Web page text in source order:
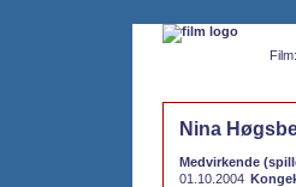
Film:
Nina
Medvirkende
01.10.2004